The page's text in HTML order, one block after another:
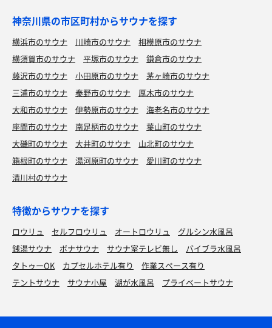
神奈川県の市区町村からサウナを探す
横浜市のサウナ 川崎市のサウナ
相模原市のサウナ
横須賀市のサウナ
平塚市のサウナ
鎌倉市のサウナ
藤沢市のサウナ
小田原市のサウナ
茅ヶ崎市のサウナ
三浦市のサウナ
秦野市のサウナ
厚木市のサウナ
大和市のサウナ
伊勢原市のサウナ
海老名市のサウナ
座間市のサウナ
南足柄市のサウナ
葉山町のサウナ
大磯町のサウナ
大井町のサウナ
山北町のサウナ
箱根町のサウナ
湯河原町のサウナ
愛川町のサウナ
清川村のサウナ
特徴からサウナを探す
ロウリュ セルフロウリュ オートロウリュ
グルシン水風呂
銭湯サウナ
ボナサウナ サウナ室テレビ無し
バイブラ水風呂
タトゥーOK
カプセルホテル有り
作業スペース有り
テントサウナ
サウナ小屋 湖が水風呂 プライベートサウナ